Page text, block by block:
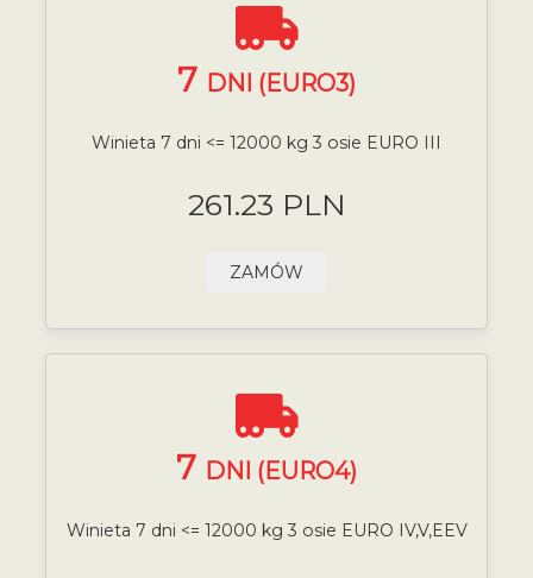
7 DNI (EURO3)
Winieta 7 dni <= 12000 kg 3 osie EURO III
261.23 PLN
ZAMÓW
7 DNI (EURO4)
Winieta 7 dni <= 12000 kg 3 osie EURO IV,V,EEV